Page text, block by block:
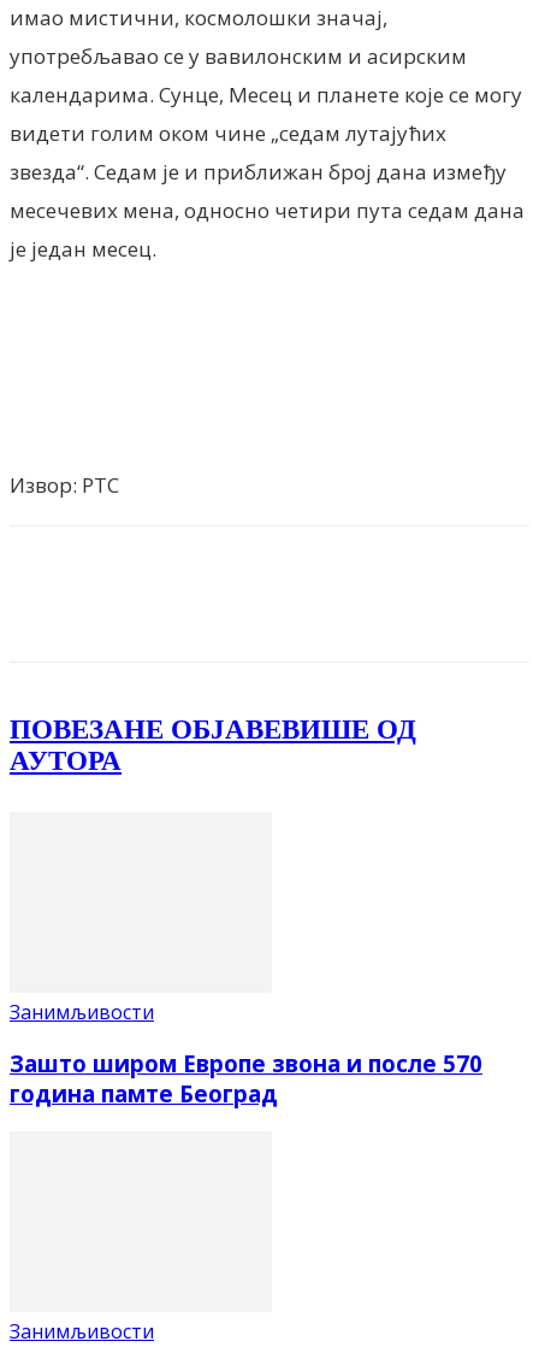
имао мистични, космолошки значај,
употребљавао се у вавилонским и асирским
календарима. Сунце, Месец и планете које се могу
видети голим оком чине „седам лутајућих
звезда“. Седам је и приближан број дана између
месечевих мена, односно четири пута седам дана
је један месец.
Извор: РТС
ПОВЕЗАНЕ ОБЈАВЕВИШЕ ОД
АУТОРА
Занимљивости
Зашто широм Европе звона и после 570
година памте Београд
Занимљивости